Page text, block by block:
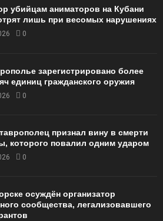
убийцам аниматоров на Кубани
лишь при весомых нарушениях
0
зарегистрировано более
единиц гражданского оружия
0
признал вину в смерти
которого повалил одним ударом
0
осуждён организатор
сообщества, легализовавшего